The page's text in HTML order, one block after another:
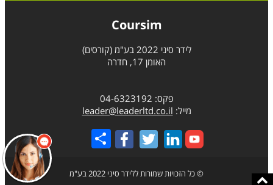
Coursim
לידר סיני 2022 בע"מ (קורסים)
האומן 17, חדרה
פקס: 04-6323192
מייל: leader@leaderltd.co.il
Share
© כל הזכויות שמורות ללידר סיני 2022 בע"מ